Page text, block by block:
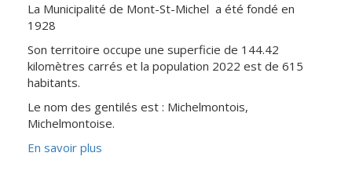
r
e
c
h
e
r
c
h
La Municipalité de Mont-St-Michel a été fondé en
1928
Son territoire occupe une superficie de 144.42
kilomètres carrés et la population 2022 est de 615
habitants.
Le nom des gentilés est : Michelmontois,
Michelmontoise.
En savoir plus